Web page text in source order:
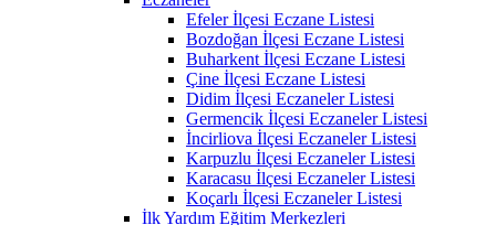
Efeler İlçesi Eczane Listesi
Bozdoğan İlçesi Eczane Listesi
Buharkent İlçesi Eczane Listesi
Çine İlçesi Eczane Listesi
Didim İlçesi Eczaneler Listesi
Germencik İlçesi Eczaneler Listesi
İncirliova İlçesi Eczaneler Listesi
Karpuzlu İlçesi Eczaneler Listesi
Karacasu İlçesi Eczaneler Listesi
Koçarlı İlçesi Eczaneler Listesi
İlk Yardım Eğitim Merkezleri